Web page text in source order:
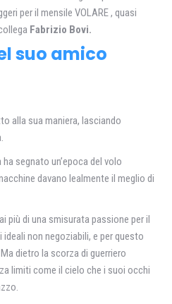
per il mensile VOLARE , quasi
Fabrizio Bovi.
suo amico
alla sua maniera, lasciando
segnato un’epoca del volo
davano lealmente il meglio di
più di una smisurata passione per il
non negoziabili, e per questo
dietro la scorza di guerriero
limiti come il cielo che i suoi occhi